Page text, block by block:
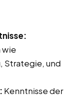
wie
Strategie, und
Kenntnisse der